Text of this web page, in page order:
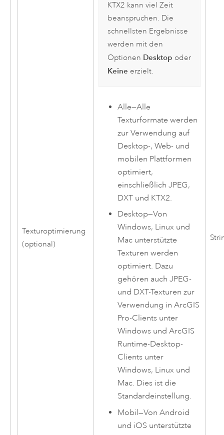
Texturoptimierung
(optional)
KTX2 kann viel Zeit
beanspruchen. Die
schnellsten Ergebnisse
werden mit den
Optionen Desktop oder
Keine erzielt.
Alle—Alle
Texturformate werden
zur Verwendung auf
Desktop-, Web- und
mobilen Plattformen
optimiert,
einschließlich JPEG,
DXT und KTX2.
Desktop—Von
Windows, Linux und
Mac unterstützte
Texturen werden
optimiert. Dazu
gehören auch JPEG-
und DXT-Texturen zur
Verwendung inArcGIS
Pro-Clients unter
Windows undArcGIS
Runtime-Desktop-
Clients unter
Windows, Linux und
Mac. Dies ist die
Standardeinstellung.
Mobil—VonAndroid
und iOS unterstützte